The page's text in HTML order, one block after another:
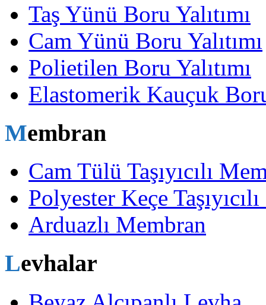
Taş Yünü Boru Yalıtımı
Cam Yünü Boru Yalıtımı
Polietilen Boru Yalıtımı
Elastomerik Kauçuk
Membran
Cam Tülü Taşıyıcılı
Polyester Keçe
Arduazlı Membran
Levhalar